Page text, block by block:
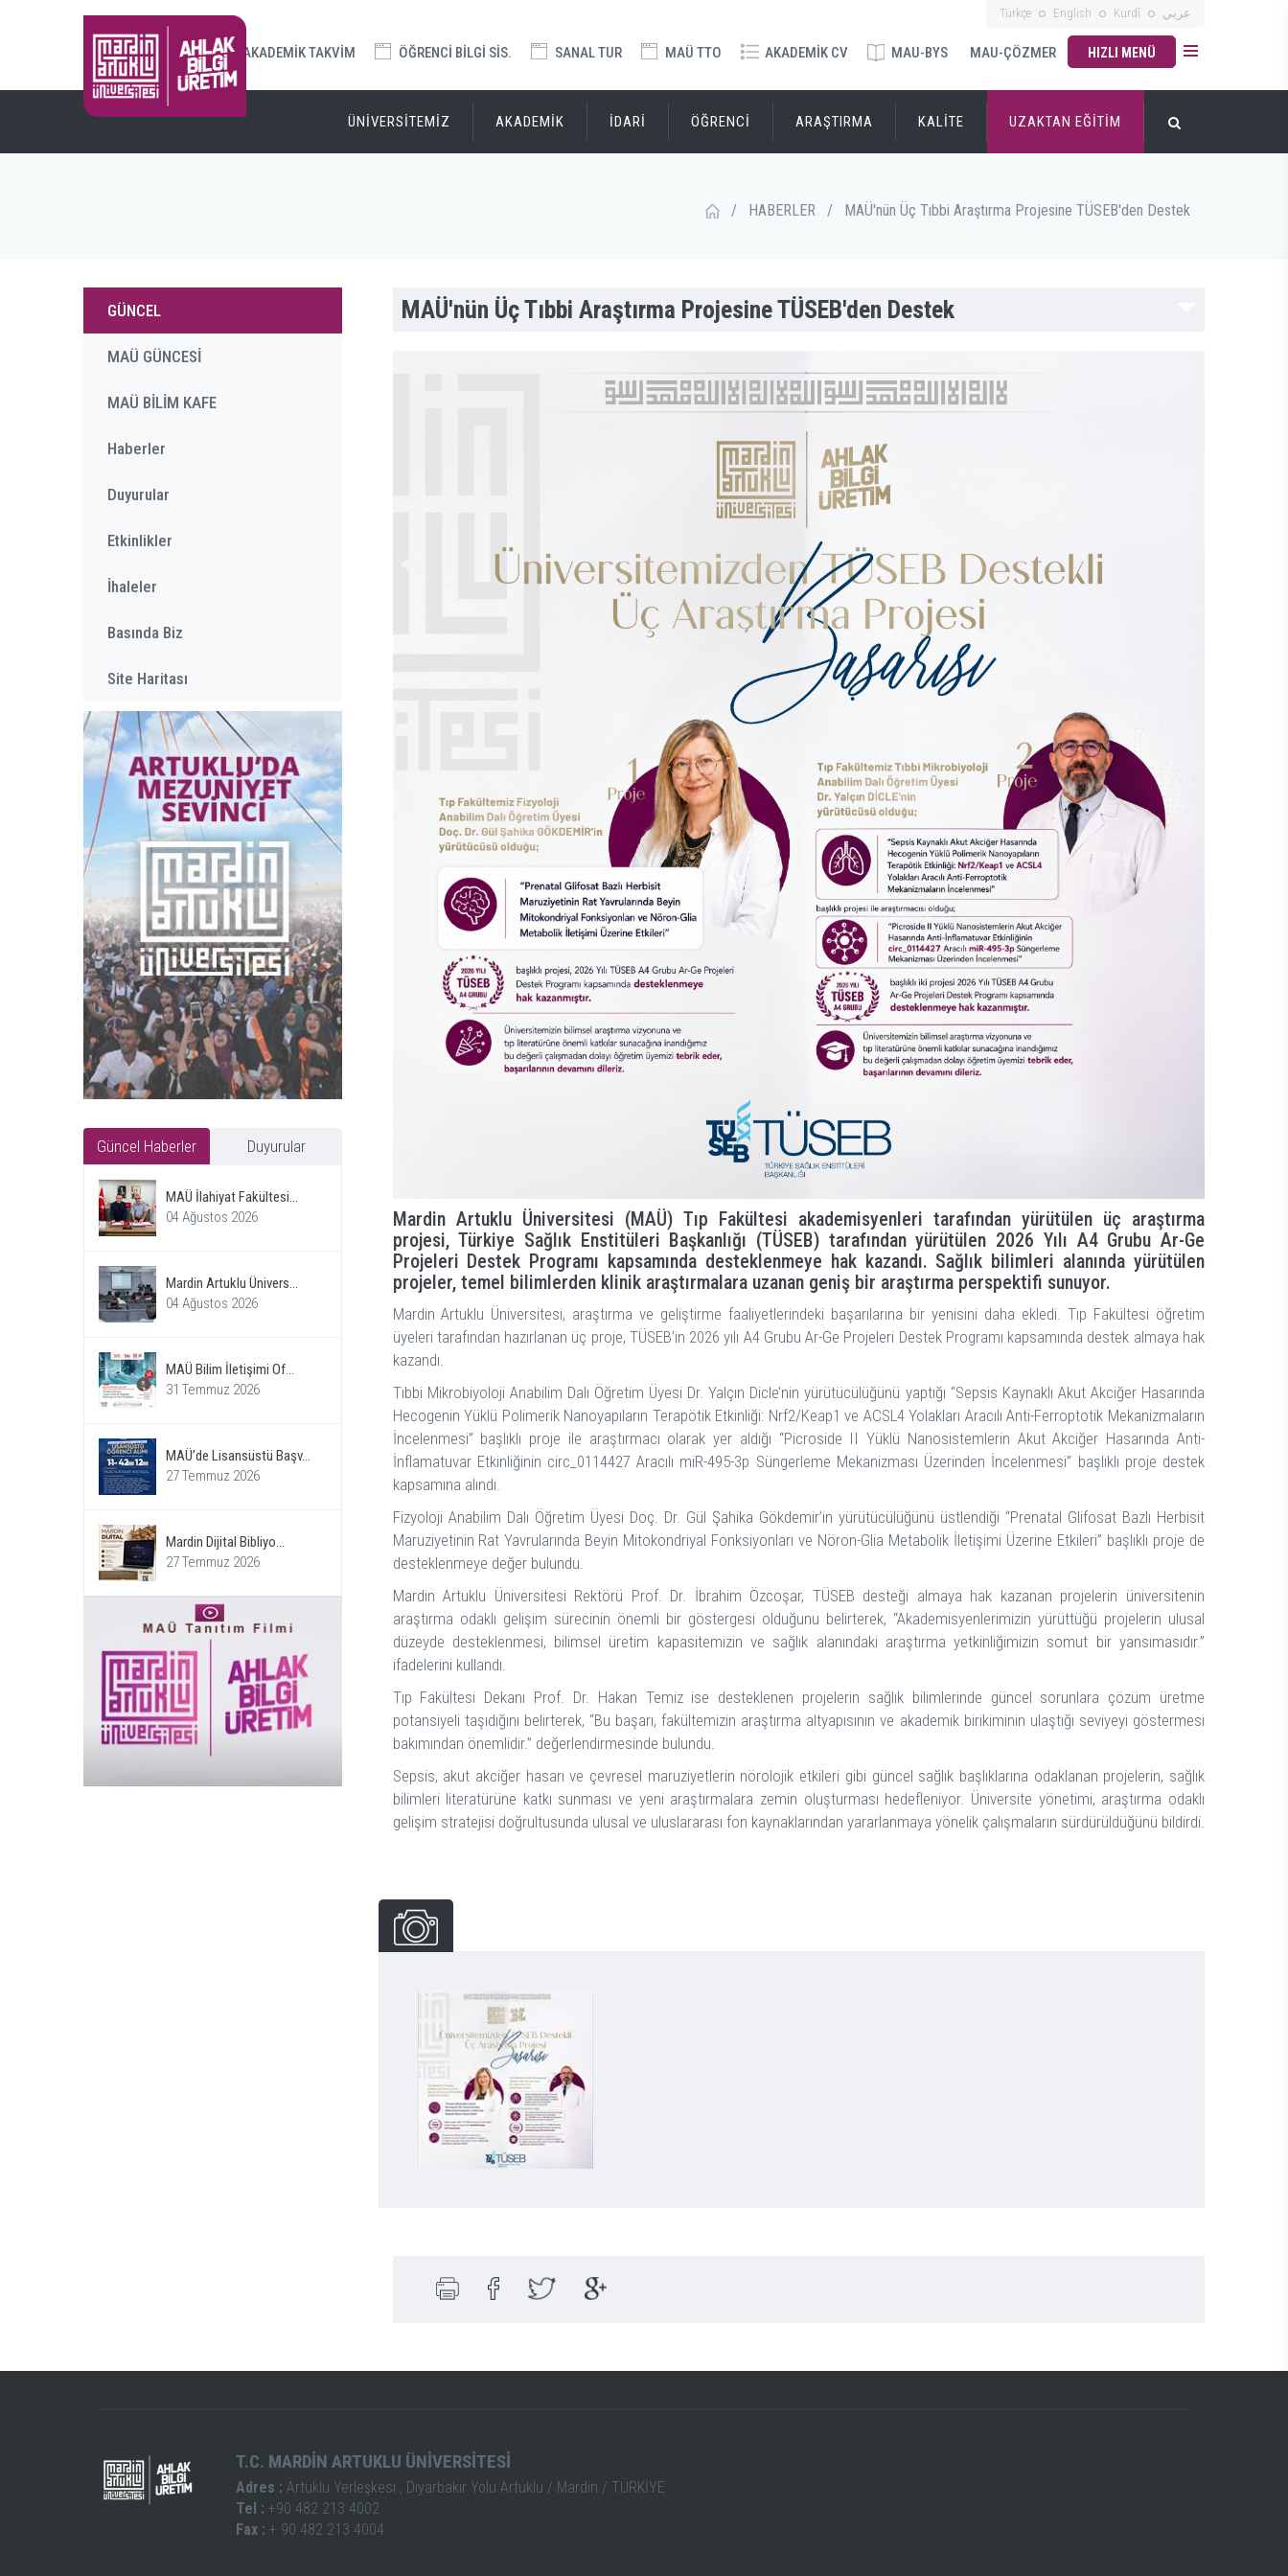
Türkçe English Kurdî عربي
AKADEMİK TAKVİM ÖĞRENCİ BİLGİ SİS. SANAL TUR MAÜ TTO AKADEMİK CV MAU-BYS MAU-ÇÖZMER HIZLI MENÜ
ÜNİVERSİTEMİZ AKADEMİK İDARİ ÖĞRENCİ ARAŞTIRMA KALİTE UZAKTAN EĞİTİM
/ HABERLER / MAÜ'nün Üç Tıbbi Araştırma Projesine TÜSEB'den Destek
MAÜ'nün Üç Tıbbi Araştırma Projesine TÜSEB'den Destek
Mardin Artuklu Üniversitesi (MAÜ) Tıp Fakültesi akademisyenleri tarafından yürütülen üç araştırma
projesi, Türkiye Sağlık Enstitüleri Başkanlığı (TÜSEB) tarafından yürütülen 2026 Yılı A4 Grubu Ar-Ge
Projeleri Destek Programı kapsamında desteklenmeye hak kazandı. Sağlık bilimleri alanında yürütülen
projeler, temel bilimlerden klinik araştırmalara uzanan geniş bir araştırma perspektifi sunuyor.
Mardin Artuklu Üniversitesi, araştırma ve geliştirme faaliyetlerindeki başarılarına bir yenisini daha ekledi. Tıp Fakültesi öğretim
üyeleri tarafından hazırlanan üç proje, TÜSEB’in 2026 yılı A4 Grubu Ar-Ge Projeleri Destek Programı kapsamında destek almaya hak
kazandı.
Tıbbi Mikrobiyoloji Anabilim Dalı Öğretim Üyesi Dr. Yalçın Dicle’nin yürütücülüğünü yaptığı “Sepsis Kaynaklı Akut Akciğer Hasarında
Hecogenin Yüklü Polimerik Nanoyapıların Terapötik Etkinliği: Nrf2/Keap1 ve ACSL4 Yolakları Aracılı Anti-Ferroptotik Mekanizmaların
İncelenmesi” başlıklı proje ile araştırmacı olarak yer aldığı “Picroside II Yüklü Nanosistemlerin Akut Akciğer Hasarında Anti-
İnflamatuvar Etkinliğinin circ_0114427 Aracılı miR-495-3p Süngerleme Mekanizması Üzerinden İncelenmesi” başlıklı proje destek
kapsamına alındı.
Fizyoloji Anabilim Dalı Öğretim Üyesi Doç. Dr. Gül Şahika Gökdemir’in yürütücülüğünü üstlendiği “Prenatal Glifosat Bazlı Herbisit
Maruziyetinin Rat Yavrularında Beyin Mitokondriyal Fonksiyonları ve Nöron-Glia Metabolik İletişimi Üzerine Etkileri” başlıklı proje de
desteklenmeye değer bulundu.
Mardin Artuklu Üniversitesi Rektörü Prof. Dr. İbrahim Özcoşar, TÜSEB desteği almaya hak kazanan projelerin üniversitenin
araştırma odaklı gelişim sürecinin önemli bir göstergesi olduğunu belirterek, “Akademisyenlerimizin yürüttüğü projelerin ulusal
düzeyde desteklenmesi, bilimsel üretim kapasitemizin ve sağlık alanındaki araştırma yetkinliğimizin somut bir yansımasıdır.”
ifadelerini kullandı.
Tıp Fakültesi Dekanı Prof. Dr. Hakan Temiz ise desteklenen projelerin sağlık bilimlerinde güncel sorunlara çözüm üretme
potansiyeli taşıdığını belirterek, “Bu başarı, fakültemizin araştırma altyapısının ve akademik birikiminin ulaştığı seviyeyi göstermesi
bakımından önemlidir.” değerlendirmesinde bulundu.
Sepsis, akut akciğer hasarı ve çevresel maruziyetlerin nörolojik etkileri gibi güncel sağlık başlıklarına odaklanan projelerin, sağlık
bilimleri literatürüne katkı sunması ve yeni araştırmalara zemin oluşturması hedefleniyor. Üniversite yönetimi, araştırma odaklı
gelişim stratejisi doğrultusunda ulusal ve uluslararası fon kaynaklarından yararlanmaya yönelik çalışmaların sürdürüldüğünü bildirdi.
GÜNCEL
MAÜ GÜNCESİ
MAÜ BİLİM KAFE
Haberler
Duyurular
Etkinlikler
İhaleler
Basında Biz
Site Haritası
Güncel Haberler Duyurular
MAÜ İlahiyat Fakültesi...
04 Ağustos 2026
Mardin Artuklu Ünivers...
04 Ağustos 2026
MAÜ Bilim İletişimi Of...
31 Temmuz 2026
MAÜ’de Lisansüstü Başv...
27 Temmuz 2026
Mardin Dijital Bibliyo...
27 Temmuz 2026
T.C. MARDİN ARTUKLU ÜNİVERSİTESİ
Adres : Artuklu Yerleşkesi , Diyarbakır Yolu Artuklu / Mardin / TÜRKİYE
Tel : +90 482 213 4002
Fax : + 90 482 213 4004